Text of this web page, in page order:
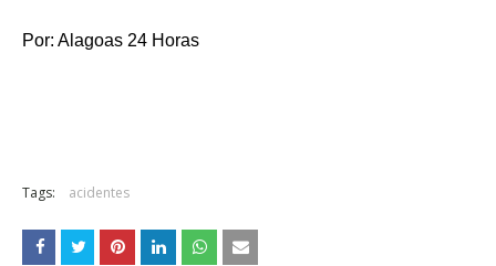
Por: Alagoas 24 Horas
Tags: acidentes